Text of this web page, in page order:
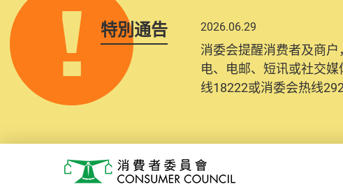
特別通告 2026.06.29
消委会提醒消费者及商
电、电邮、短讯或社交
线18222或消委会热线
消费者委员会